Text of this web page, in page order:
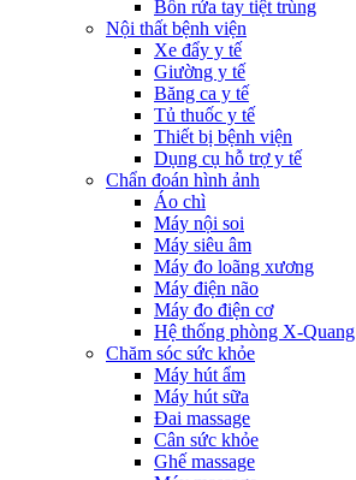
Bồn rửa tay tiệt trùng
Nội thất bệnh viện
Xe đẩy y tế
Giường y tế
Băng ca y tế
Tủ thuốc y tế
Thiết bị bệnh viện
Dụng cụ hỗ trợ y tế
Chẩn đoán hình ảnh
Áo chì
Máy nội soi
Máy siêu âm
Máy đo loãng xương
Máy điện não
Máy đo điện cơ
Hệ thống phòng X-Quang
Chăm sóc sức khỏe
Máy hút ẩm
Máy hút sữa
Đai massage
Cân sức khỏe
Ghế massage